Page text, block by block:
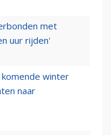
met
uur rijden'
komende winter
naar